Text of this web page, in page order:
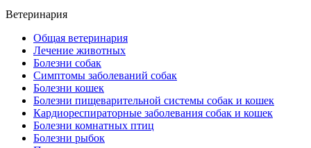
Ветеринария
Общая ветеринария
Лечение животных
Болезни собак
Симптомы заболеваний собак
Болезни кошек
Болезни пищеварительной системы собак и кошек
Кардиореспираторные заболевания собак и кошек
Болезни комнатных птиц
Болезни рыбок